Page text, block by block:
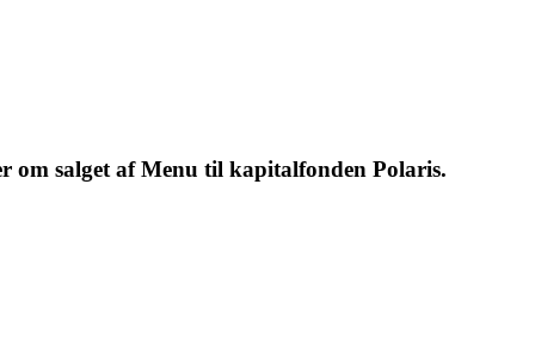
om salget af Menu til kapitalfonden Polaris.